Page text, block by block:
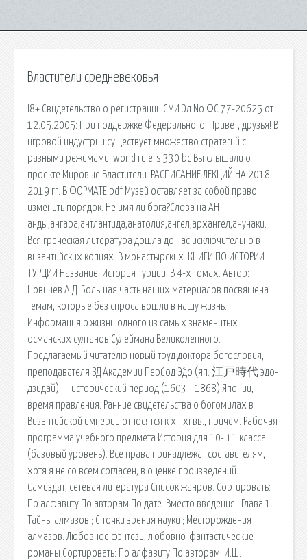
Властители средневековья
l8+ Свидетельство о регистрации СМИ Эл No ФС 77-20625 от
12.05.2005: При поддержке Федерального. Привет, друзья! В
игровой индустрии существует множество стратегий с
разными режимами. world rulers 330 bc Вы слышали о
проекте Мировые Властители. РАСПИСАНИЕ ЛЕКЦИЙ НА 2018-
2019 гг. В ФОРМАТЕ pdf Музей оставляет за собой право
изменить порядок. Не имя ли бога?Слова на АН-
анды,ангара,антлантида,анатолия,ангел,архангел,анунаки.
Вся греческая литература дошла до нас исключительно в
византийских копиях. В монастырских. КНИГИ ПО ИСТОРИИ
ТУРЦИИ Название: История Турции. В 4-х томах. Автор:
Новичев А.Д. Большая часть наших материалов посвящена
темам, которые без спроса вошли в нашу жизнь.
Информация о жизни одного из самых знаменитых
османских султанов Сулеймана Великолепного.
Предлагаемый читателю новый труд доктора богословия,
преподавателя ЗД Академии Пери́од Э́до (яп. 江戸時代 эдо-
дзидай) — исторический период (1603—1868) Японии,
время правления. Ранние свидетельства о богомилах в
Византийской империи относятся к x—xi вв., причём. Рабочая
программа учебного предмета История для 10- 11 класса
(базовый уровень). Все права принадлежат составителям,
хотя я не со всем согласен, в оценке произведений.
Самиздат, сетевая литература Список жанров. Сортировать:
По алфавиту По авторам По дате. Вместо введения ; Глава 1.
Тайны алмазов ; С точки зрения науки ; Месторождения
алмазов. Любовное фэнтези, любовно-фантастические
романы Сортировать: По алфавиту По авторам. И.Ш.